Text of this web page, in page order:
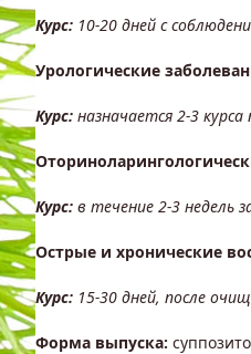
Курс: 10-20 дней с
Урологические
Курс: назначается 2-3
Курс: в течение 2-3 недель
Острые и хронические
Курс: 15-30 дней, после
Форма выпуска: